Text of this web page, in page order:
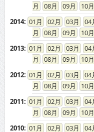
08
09 10
2014: 01 02 03 04
08
09 10
2013: 01 02 03 04
08
09 10
2012: 01 02 03 04
08
09 10
2011: 01 02 03 04
08
09 10
2010: 01 02 03 04